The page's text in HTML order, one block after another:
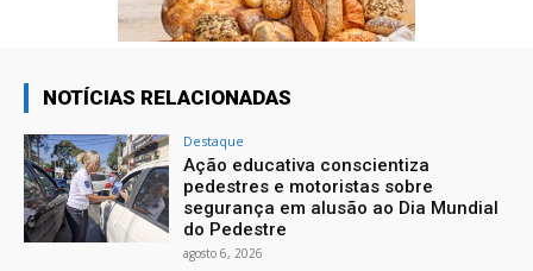
NOTÍCIAS RELACIONADAS
Destaque
Ação educativa conscientiza
pedestres e motoristas sobre
segurança em alusão ao Dia Mundial
do Pedestre
agosto 6, 2026